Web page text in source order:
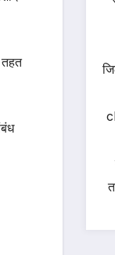
तहत